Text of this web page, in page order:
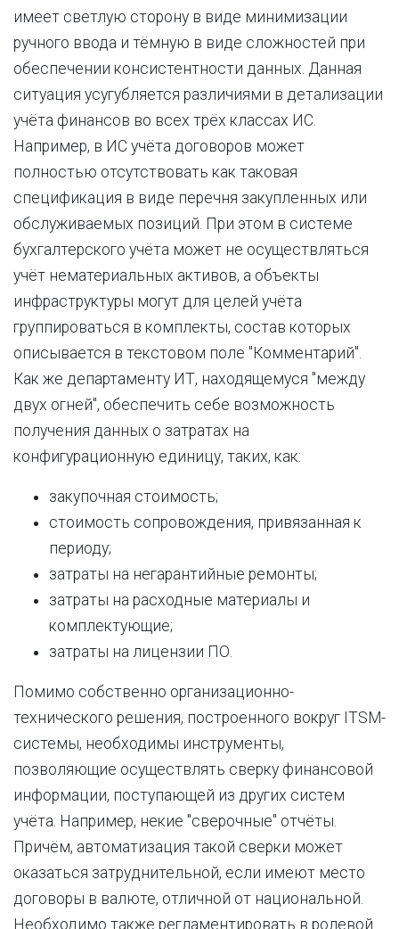
имеет светлую сторону в виде минимизации
ручного ввода и тёмную в виде сложностей при
обеспечении консистентности данных. Данная
ситуация усугубляется различиями в детализации
учёта финансов во всех трёх классах ИС.
Например, в ИС учёта договоров может
полностью отсутствовать как таковая
спецификация в виде перечня закупленных или
обслуживаемых позиций. При этом в системе
бухгалтерского учёта может не осуществляться
учёт нематериальных активов, а объекты
инфраструктуры могут для целей учёта
группироваться в комплекты, состав которых
описывается в текстовом поле "Комментарий".
Как же департаменту ИТ, находящемуся "между
двух огней", обеспечить себе возможность
получения данных о затратах на
конфигурационную единицу, таких, как:
закупочная стоимость;
стоимость сопровождения, привязанная к
периоду;
затраты на негарантийные ремонты;
затраты на расходные материалы и
комплектующие;
затраты на лицензии ПО.
Помимо собственно организационно-
технического решения, построенного вокруг ITSM-
системы, необходимы инструменты,
позволяющие осуществлять сверку финансовой
информации, поступающей из других систем
учёта. Например, некие "сверочные" отчёты.
Причём, автоматизация такой сверки может
оказаться затруднительной, если имеют место
договоры в валюте, отличной от национальной.
Необходимо также регламентировать в ролевой